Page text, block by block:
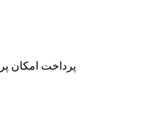
پرداخت امکان